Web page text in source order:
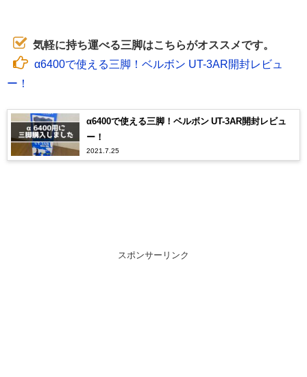
気軽に持ち運べる三脚はこちらがオススメです。
α6400で使える三脚！ベルボン UT-3AR開封レビュ
ー！
α6400で使える三脚！ベルボン UT-3AR開封レビュ
ー！
2021.7.25
スポンサーリンク